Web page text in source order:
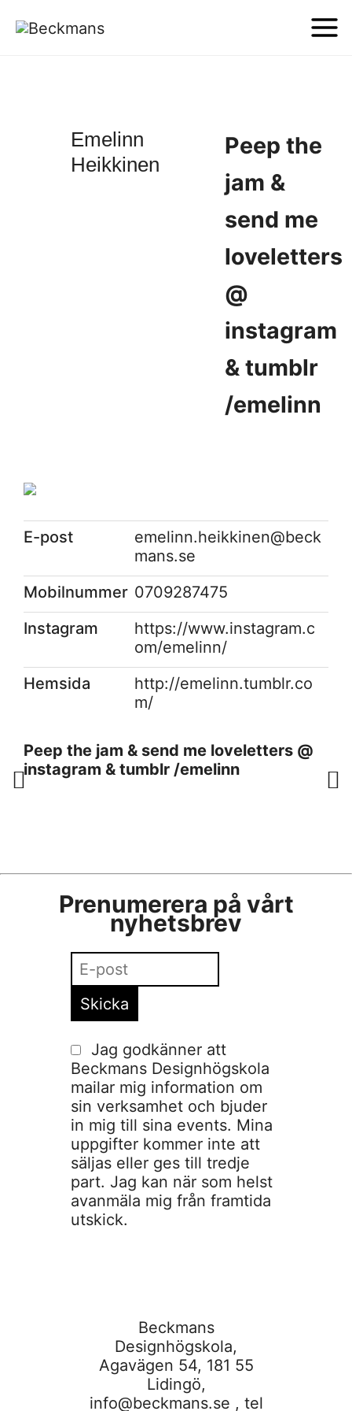
Emelinn
Heikkinen
Peep the
jam &
send me
loveletters
@
instagram
& tumblr
/emelinn
E-post
emelinn.heikkinen@beck
mans.se
Mobilnummer 0709287475
Instagram
https://www.instagram.c
om/emelinn/
Hemsida
http://emelinn.tumblr.co
m/
Peep the jam & send me loveletters @
instagram & tumblr /emelinn
Prenumerera på vårt
nyhetsbrev
Jag godkänner att
Beckmans Designhögskola
mailar mig information om
sin verksamhet och bjuder
in mig till sina events. Mina
uppgifter kommer inte att
säljas eller ges till tredje
part. Jag kan när som helst
avanmäla mig från framtida
utskick.
Beckmans
Designhögskola,
Agavägen 54, 181 55
Lidingö,
info@beckmans.se , tel